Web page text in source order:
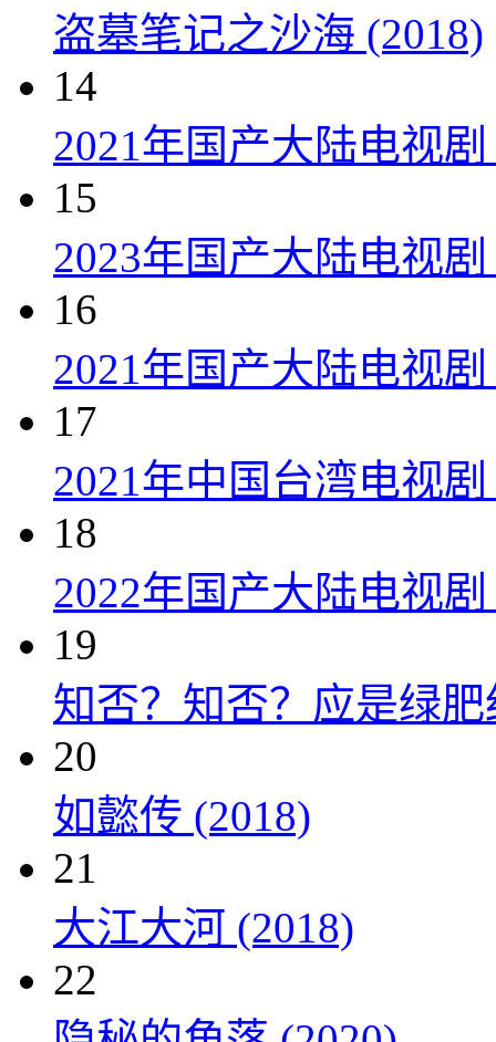
盗墓笔记之沙海 (2018)
14
2021年国产大陆电视
15
2023年国产大陆电视
16
2021年国产大陆电视
17
2021年中国台湾电视
18
2022年国产大陆电视
19
知否？知否？应是绿肥
20
如懿传 (2018)
21
大江大河 (2018)
22